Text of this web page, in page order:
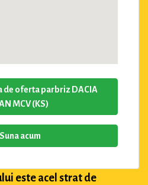
de oferta parbriz DACIA
MCV (KS)
acum
este acel strat de